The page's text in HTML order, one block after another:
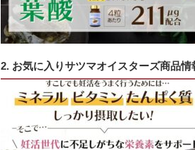
2. お気に入りサツマオイスターズ商品情